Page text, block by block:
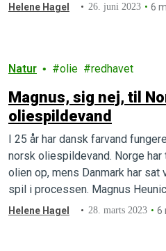
Helene Hagel 26. juni 2023 6
Natur olie redhavet
Magnus, sig nej, til
oliespildevand
I 25 år har dansk farvand
norsk oliespildevand. Norge
olien op, mens Danmark har sat
spil i processen. Magnus
miljøkatastrofe nu
Helene Hagel 28. marts 2023 6